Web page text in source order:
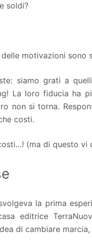
soldi?
motivazioni sono
siamo grati a
La loro fiducia ha
non si torna.
costi.
(ma di questo vi
la prima
editrice
di cambiare